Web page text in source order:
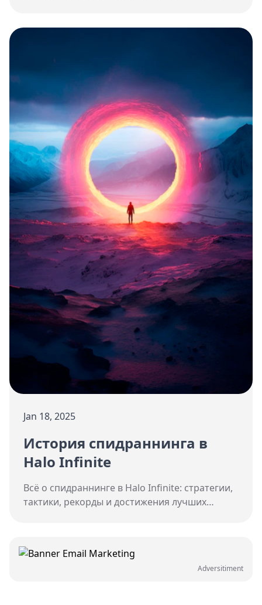
Jan 18, 2025
История спидраннинга в
Halo Infinite
Всё о спидраннинге в Halo Infinite: стратегии,
тактики, рекорды и достижения лучших
Adversitiment